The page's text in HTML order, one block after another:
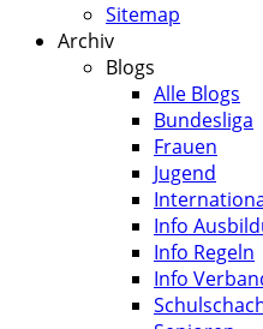
Sitemap
Archiv
Blogs
Alle Blogs
Bundesliga
Frauen
Jugend
Info
Info Regeln
Info